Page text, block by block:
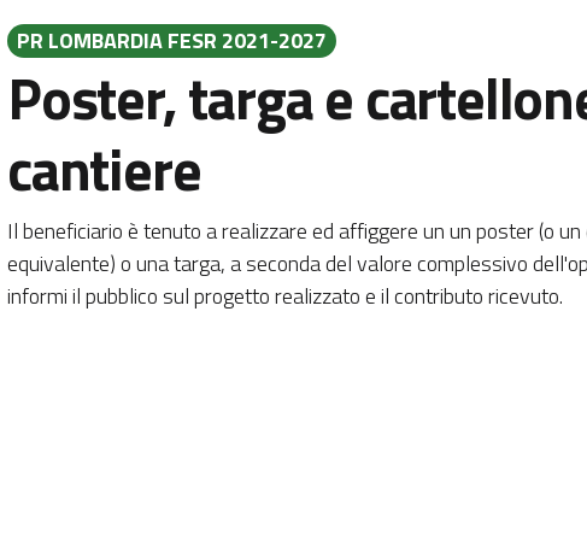
PR LOMBARDIA FESR 2021-2027
Poster, targa e
cantiere
Il beneficiario è tenuto a realizzare ed affiggere un un poster (o
equivalente) o una targa, a seconda del valore complessivo
informi il pubblico sul progetto realizzato e il contributo ricevuto.